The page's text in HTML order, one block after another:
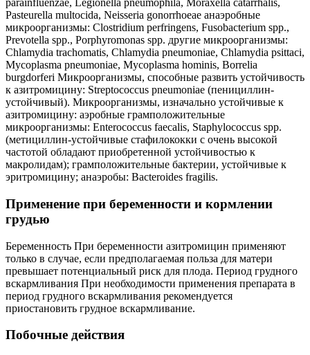
parainfluenzae, Legionella pneumophila, Moraxella catarrhalis,
Pasteurella multocida, Neisseria gonorrhoeae анаэробные
микроорганизмы: Clostridium perfringens, Fusobacterium spp.,
Prevotella spp., Porphyromonas spp. другие микроорганизмы:
Chlamydia trachomatis, Chlamydia pneumoniae, Chlamydia psittaci,
Mycoplasma pneumoniae, Mycoplasma hominis, Borrelia
burgdorferi Микроорганизмы, способные развить устойчивость
к азитромицину: Streptococcus pneumoniae (пенициллин-
устойчивый). Микроорганизмы, изначально устойчивые к
азитромицину: аэробные грамположительные
микроорганизмы: Enterococcus faecalis, Staphylococcus spp.
(метициллин-устойчивые стафилококки с очень высокой
частотой обладают приобретенной устойчивостью к
макролидам); грамположительные бактерии, устойчивые к
эритромицину; анаэробы: Bacteroides fragilis.
Применение при беременности и кормлении
грудью
Беременность При беременности азитромицин применяют
только в случае, если предполагаемая польза для матери
превышает потенциальный риск для плода. Период грудного
вскармливания При необходимости применения препарата в
период грудного вскармливания рекомендуется
приостановить грудное вскармливание.
Побочные действия